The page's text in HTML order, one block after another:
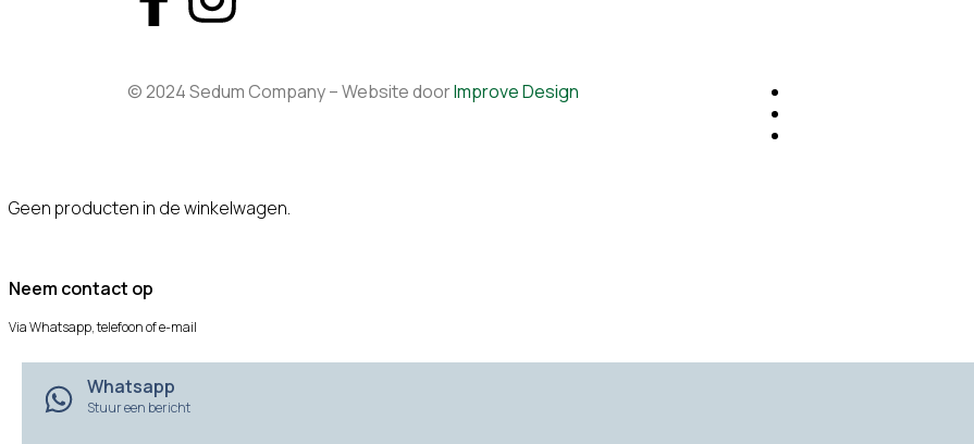
© 2024 Sedum Company – Website doorImprove Design
Geen producten in de winkelwagen.
Neem contact op
Via Whatsapp, telefoon of e-mail
Whatsapp
Stuur een bericht